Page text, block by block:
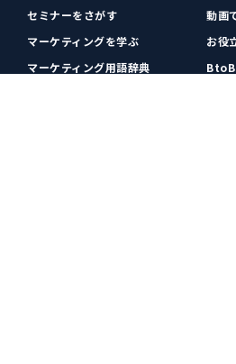
セミナーをさがす
動画
マーケティングを学ぶ
お役
マーケティング用語辞典
BtoB